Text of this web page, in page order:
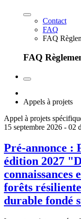
Contact
FAQ
FAQ
FAQ
Appels à projets
Appel à projets
15 septembre 2026 - 02
Pré-annonce :
édition 2027
connaissances
forêts
durable fondé